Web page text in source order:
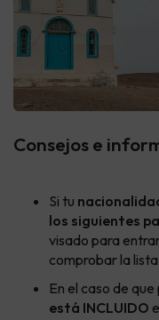
Consejos e
Si tu
los siguientes
visado para
comprobar la
En el caso de
está INCLUIDO